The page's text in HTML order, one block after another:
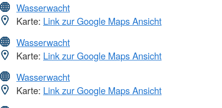
Wasserwacht
Karte: Link zur Google Maps Ansicht
Wasserwacht
Karte: Link zur Google Maps Ansicht
Wasserwacht
Karte: Link zur Google Maps Ansicht